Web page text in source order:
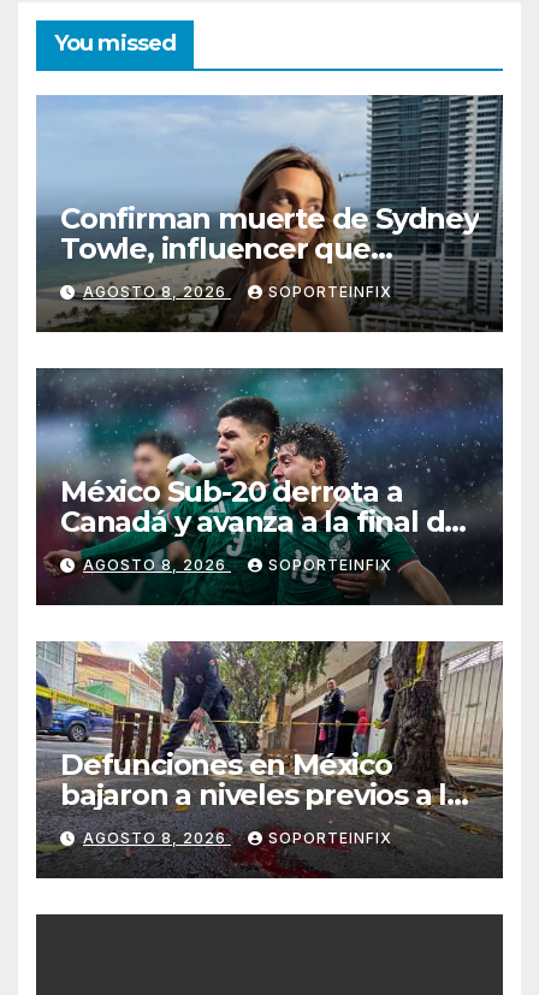
You missed
Confirman muerte de Sydney
Towle, influencer que
documentó su lucha contra
el cáncer
AGOSTO 8, 2026 SOPORTEINFIX
México Sub-20 derrota a
Canadá y avanza a la final del
Premundial Concacaf
AGOSTO 8, 2026 SOPORTEINFIX
Defunciones en México
bajaron a niveles previos a la
pandemia en 2025, reporta
Inegi
AGOSTO 8, 2026 SOPORTEINFIX